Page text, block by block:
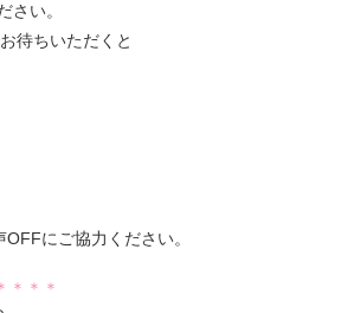
さい。
待ちいただくと
にご協力ください。
＊＊＊